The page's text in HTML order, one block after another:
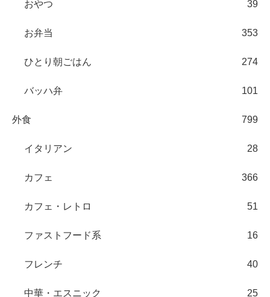
おやつ 39
お弁当 353
ひとり朝ごはん 274
バッハ弁 101
外食 799
イタリアン 28
カフェ 366
カフェ・レトロ 51
ファストフード系 16
フレンチ 40
中華・エスニック 25